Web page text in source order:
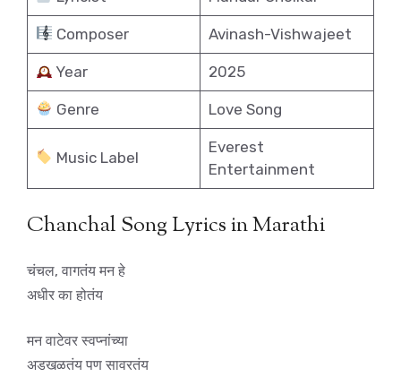
Composer Avinash-Vishwajeet
Year 2025
Genre Love Song
Music Label
Everest
Entertainment
Chanchal Song Lyrics in Marathi
चंचल, वागतंय मन हे
अधीर का होतंय
मन वाटेवर स्वप्नांच्या
अडखळतंय पण सावरतंय